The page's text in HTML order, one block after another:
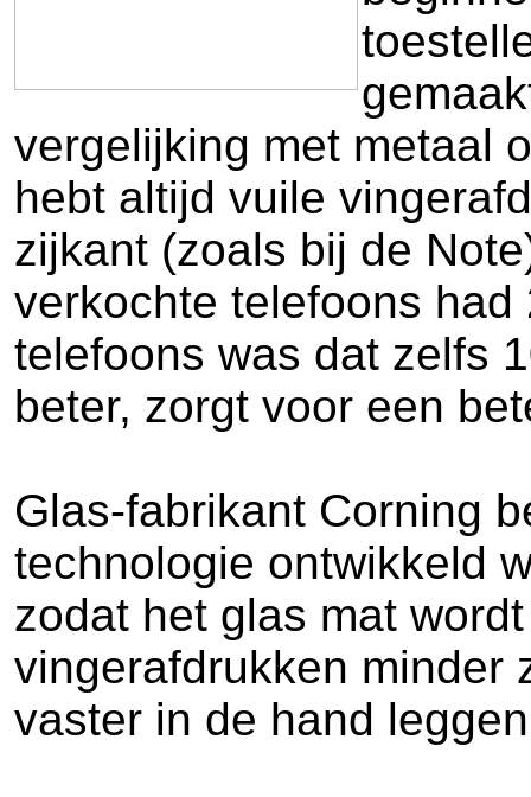
vergelijking met metaal
hebt altijd vuile
zijkant (zoals bij de
verkochte telefoons
telefoons was dat zelfs
beter, zorgt voor een
Glas-fabrikant Corning
technologie ontwikkeld
zodat het glas mat
vingerafdrukken minder
vaster in de hand